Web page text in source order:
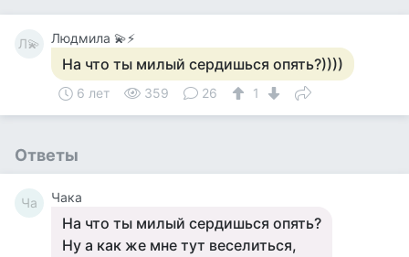
Л💫 Людмила 💫⚡
На что ты милый сердишься опять?))))
6 лет 359 26 1
Ответы
Ча Чака
На что ты милый сердишься опять?
Ну а как же мне тут веселиться,